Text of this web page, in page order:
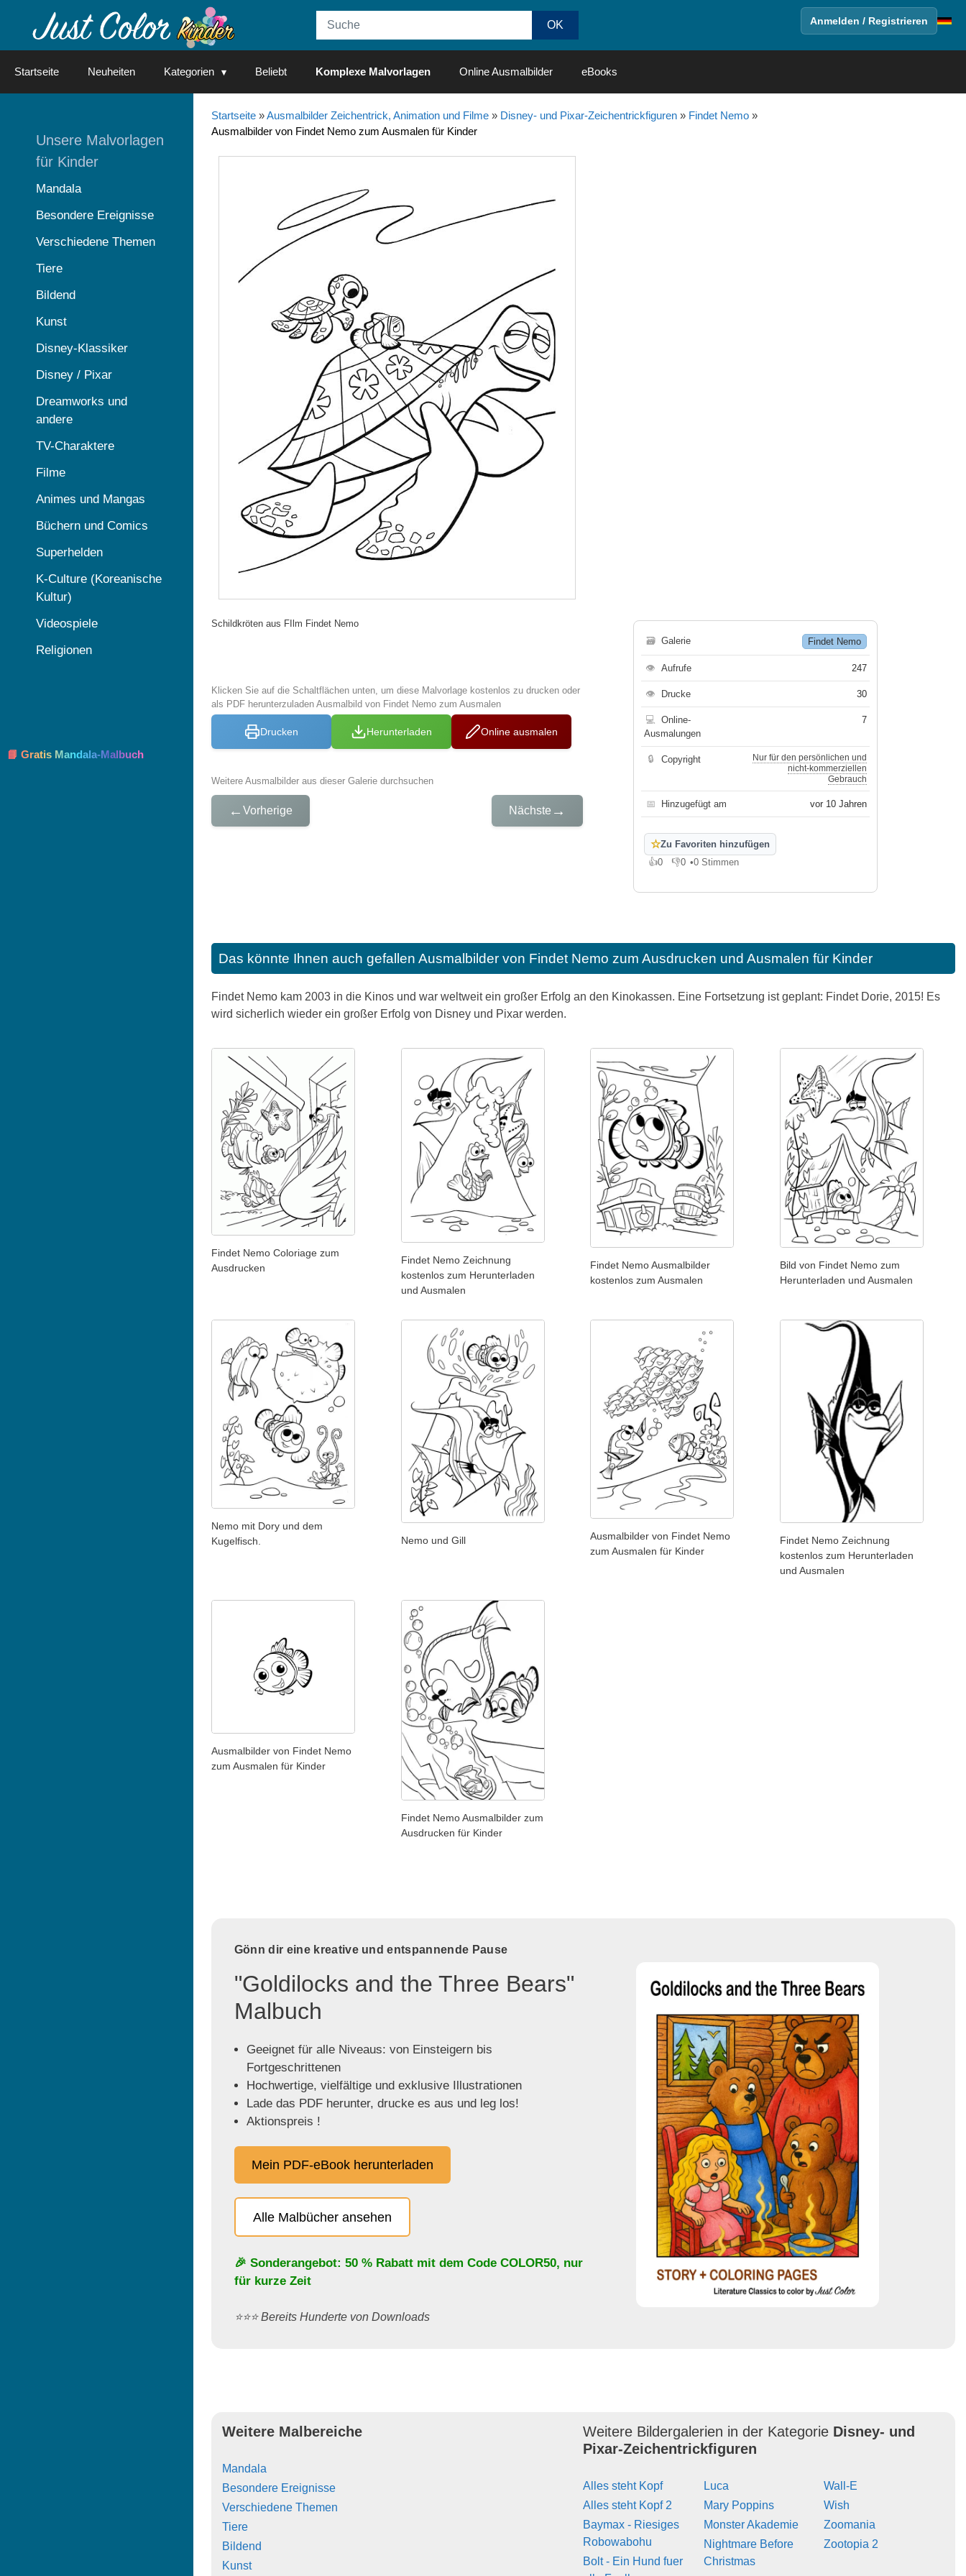
Anmelden / Registrieren
Startseite Neuheiten Kategorien Beliebt Komplexe Malvorlagen Online Ausmalbilder eBooks
Startseite»Ausmalbilder Zeichentrick, Animation und Filme» Disney- und Pixar-Zeichentrickfiguren» Findet Nemo»
Ausmalbilder von Findet Nemo zum Ausmalen für Kinder
Schildkröten aus FIlm Findet Nemo
Klicken Sie auf die Schaltflächen unten, um diese Malvorlage kostenlos zu drucken oder
als PDF herunterzuladen Ausmalbild von Findet Nemo zum Ausmalen
Drucken Herunterladen Online ausmalen
Weitere Ausmalbilder aus dieser Galerie durchsuchen
← Vorherige Nächste →
🗃 Galerie Findet Nemo
👁 Aufrufe 247
👁 Drucke 30
💻
Online-
Ausmalungen
7
🔒 Copyright
Nur für den persönlichen und
nicht-kommerziellen
Gebrauch
📅 Hinzugefügt am vor 10 Jahren
☆Zu Favoriten hinzufügen
👍0
Gefällt mir
👎0
Gefällt mir nicht
•0 Stimmen
Das könnte Ihnen auch gefallen Ausmalbilder von Findet Nemo zum Ausdrucken und Ausmalen für Kinder
Findet Nemo kam 2003 in die Kinos und war weltweit ein großer Erfolg an den Kinokassen. Eine Fortsetzung ist geplant: Findet Dorie, 2015! Es
wird sicherlich wieder ein großer Erfolg von Disney und Pixar werden.
Findet Nemo Coloriage zum
Ausdrucken
Findet Nemo Zeichnung
kostenlos zum Herunterladen
und Ausmalen
Findet Nemo Ausmalbilder
kostenlos zum Ausmalen
Bild von Findet Nemo zum
Herunterladen und Ausmalen
Nemo mit Dory und dem
Kugelfisch.
Nemo und Gill
Ausmalbilder von Findet Nemo
zum Ausmalen für Kinder
Findet Nemo Zeichnung
kostenlos zum Herunterladen
und Ausmalen
Ausmalbilder von Findet Nemo
zum Ausmalen für Kinder
Findet Nemo Ausmalbilder zum
Ausdrucken für Kinder
Gönn dir eine kreative und entspannende Pause
"Goldilocks and the Three Bears"
Malbuch
Geeignet für alle Niveaus: von Einsteigern bis
Fortgeschrittenen
Hochwertige, vielfältige und exklusive Illustrationen
Lade das PDF herunter, drucke es aus und leg los!
Aktionspreis !
Mein PDF-eBook herunterladen
Alle Malbücher ansehen
🎉 Sonderangebot: 50 % Rabatt mit dem Code COLOR50, nur
für kurze Zeit
⭐️⭐️⭐️ Bereits Hunderte von Downloads
Weitere Malbereiche
Mandala
Besondere Ereignisse
Verschiedene Themen
Tiere
Bildend
Kunst
Weitere Bildergalerien in der Kategorie Disney- und
Pixar-Zeichentrickfiguren
Alles steht Kopf
Alles steht Kopf 2
Baymax - Riesiges
Robowabohu
Bolt - Ein Hund fuer
Luca
Mary Poppins
Monster Akademie
Nightmare Before
Christmas
Wall-E
Wish
Zoomania
Zootopia 2
Unsere Malvorlagen
für Kinder
Mandala
Besondere Ereignisse
Verschiedene Themen
Tiere
Bildend
Kunst
Disney-Klassiker
Disney / Pixar
Dreamworks und
andere
TV-Charaktere
Filme
Animes und Mangas
Büchern und Comics
Superhelden
K-Culture (Koreanische
Kultur)
Videospiele
Religionen
📘 Gratis Mandala-Malbuch